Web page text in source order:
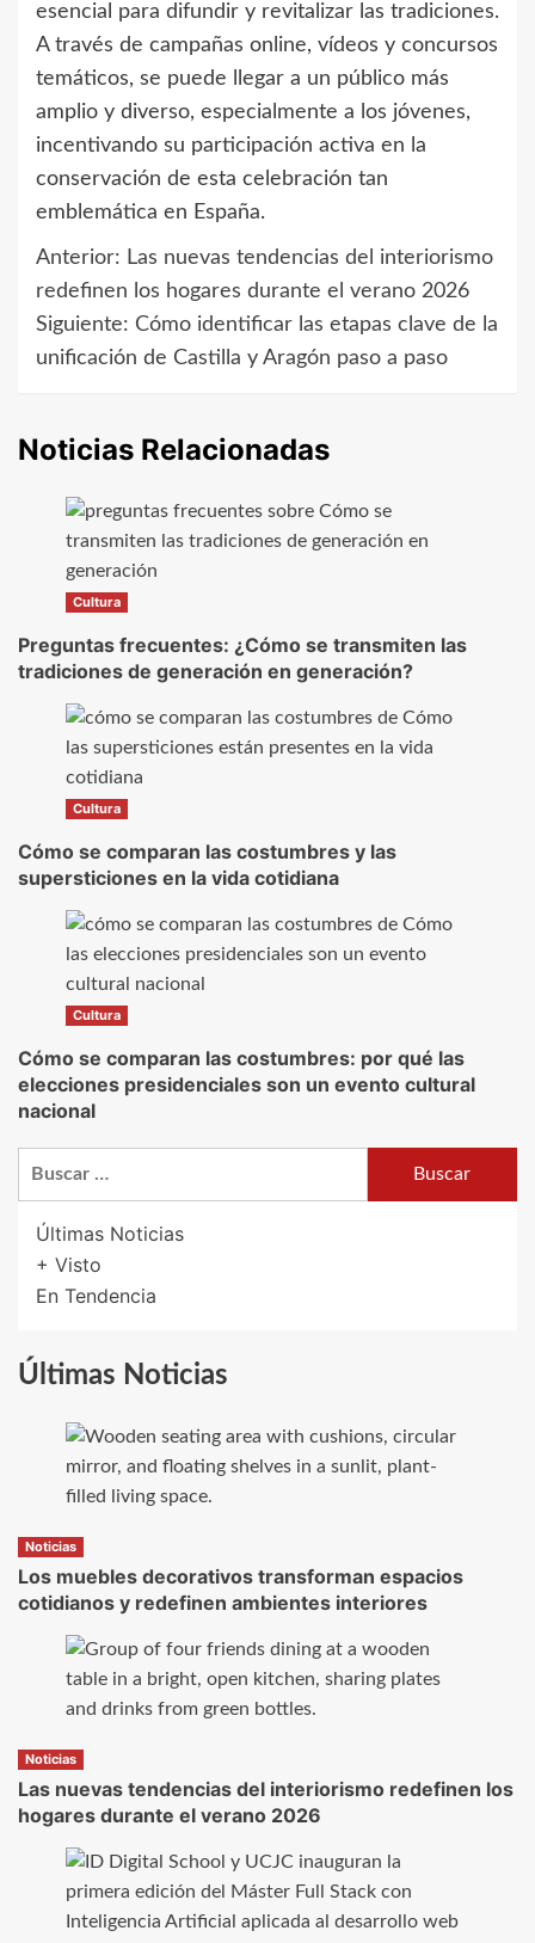
esencial para difundir y revitalizar las tradiciones.
A través de campañas online, vídeos y concursos
temáticos, se puede llegar a un público más
amplio y diverso, especialmente a los jóvenes,
incentivando su participación activa en la
conservación de esta celebración tan
emblemática en España.
Navegación
de
entradas
Anterior: Las nuevas tendencias del interiorismo
redefinen los hogares durante el verano 2026
Siguiente: Cómo identificar las etapas clave de la
unificación de Castilla y Aragón paso a paso
Noticias Relacionadas
Cultura
Preguntas frecuentes: ¿Cómo se transmiten las
tradiciones de generación en generación?
Cultura
Cómo se comparan las costumbres y las
supersticiones en la vida cotidiana
Cultura
Cómo se comparan las costumbres: por qué las
elecciones presidenciales son un evento cultural
nacional
Últimas Noticias
+ Visto
En Tendencia
Últimas Noticias
Noticias
Los muebles decorativos transforman espacios
cotidianos y redefinen ambientes interiores
Noticias
Las nuevas tendencias del interiorismo redefinen los
hogares durante el verano 2026